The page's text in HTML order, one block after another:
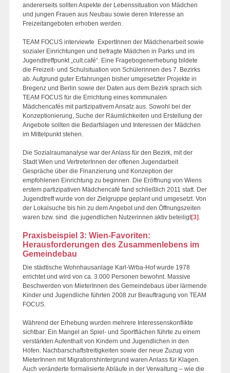
andererseits sollten Aspekte der Lebenssituation von Mädchen
und jungen Frauen aus Neubau sowie deren Interesse an
Freizeitangeboten erhoben werden.
TEAM FOCUS interviewte ExpertInnen der Mädchenarbeit sowie
sozialer Einrichtungen und befragte Mädchen in Parks und im
Jugendtreffpunkt „cult.café“. Eine Fragebogenerhebung bildete
die Freizeit- und Schulsituation von Schülerinnen des 7. Bezirks
ab. Aufgrund guter Erfahrungen bisher umgesetzter Projekte in
Bregenz und Berlin sowie der Daten aus dem Bezirk sprach sich
TEAM FOCUS für die Errichtung eines kommunalen
Mädchencafés mit partizipativem Ansatz aus. Sowohl bei der
Konzeptionierung, Suche der Räumlichkeiten und Erstellung der
Angebote sollten die Bedarfslagen und Interessen der Mädchen
im Mittelpunkt stehen.
Die Sozialraumanalyse war der Anlass für den Bezirk, mit der
Stadt Wien und VertreterInnen der offenen Jugendarbeit
Gespräche über die Finanzierung und Konzeption der
empfohlenen Einrichtung zu beginnen. Die Eröffnung von Wiens
erstem partizipativen Mädchencafé fand schließlich 2011 statt. Der
Jugendtreff wurde von der Zielgruppe geplant und umgesetzt. Von
der Lokalsuche bis hin zu dem Angebot und den Öffnungszeiten
waren bzw. sind die jugendlichen Nutzerinnen aktiv beteiligt[3]
Praxisbeispiel 3: Wien-Favoriten:
Herausforderungen des Zusammenlebens im
Gemeindebau
Die städtische Wohnhausanlage Karl-Wrba-Hof wurde 1978
errichtet und wird von ca. 3.000 Personen bewohnt. Massive
Beschwerden von MieterInnen des Gemeindebaus über lärmende
Kinder und Jugendliche führten 2008 zur Beauftragung von TEAM
FOCUS.
Während der Erhebung wurden mehrere Interessenskonflikte
sichtbar: Ein Mangel an Spiel- und Sportflächen führte zu einem
verstärkten Aufenthalt von Kindern und Jugendlichen in den
Höfen. Nachbarschaftstreitigkeiten sowie der neue Zuzug von
MieterInnen mit Migrationshintergrund waren Anlass für Klagen.
Auch veränderte formalisierte Abläufe in der Verwaltung – wie die